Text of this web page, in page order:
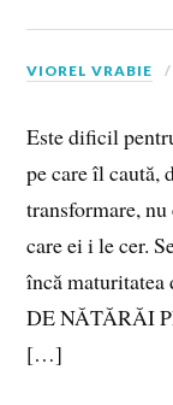
VIOREL VRABIE
Este dificil
pe care îl caută,
transformare,
care ei i le cer.
încă
DE NĂTĂRĂI
[…]